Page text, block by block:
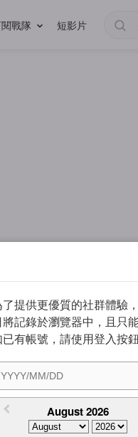
戰隊 短影片
提供更優質的社群體驗
將記錄於瀏覽器中，且只
有帳號，請使用登入按鈕
August 2026
我同意 服務條款與隱私權政策